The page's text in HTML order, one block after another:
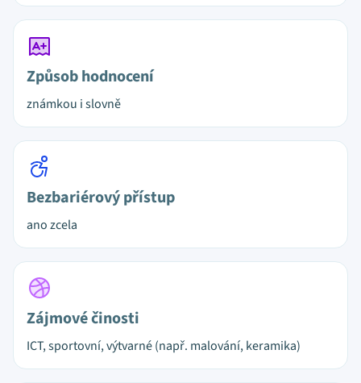
Způsob hodnocení
známkou i slovně
Bezbariérový přístup
ano zcela
Zájmové činosti
ICT, sportovní, výtvarné (např. malování, keramika)